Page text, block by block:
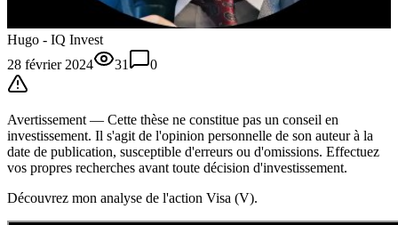
Hugo - IQ Invest
28 février 2024
31 0
Avertissement — Cette thèse ne constitue pas un conseil en
investissement. Il s'agit de l'opinion personnelle de son auteur à la
date de publication, susceptible d'erreurs ou d'omissions. Effectuez
vos propres recherches avant toute décision d'investissement.
Découvrez mon analyse de l'action Visa (V).